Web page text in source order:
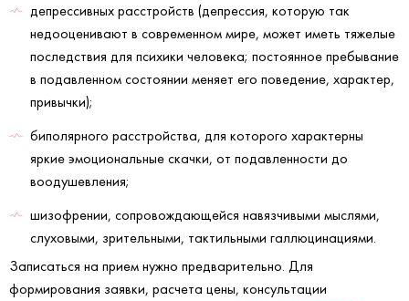
депрессивных расстройств (депрессия, которую так
недооценивают в современном мире, может иметь тяжелые
последствия для психики человека; постоянное пребывание
в подавленном состоянии меняет его поведение, характер,
привычки);
биполярного расстройства, для которого характерны
яркие эмоциональные скачки, от подавленности до
воодушевления;
шизофрении, сопровождающейся навязчивыми мыслями,
слуховыми, зрительными, тактильными галлюцинациями.
Записаться на прием нужно предварительно. Для
формирования заявки, расчета цены, консультации